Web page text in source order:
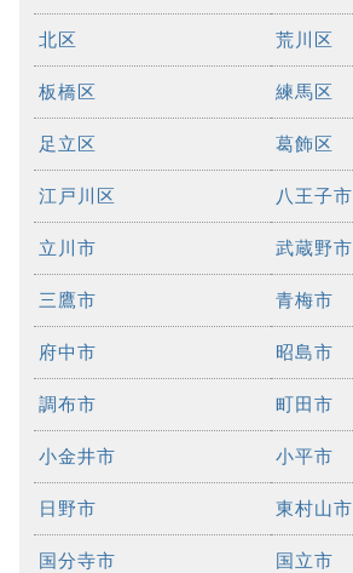
北区 荒川区
板橋区 練馬区
足立区 葛飾区
江戸川区 八王子市
立川市 武蔵野市
三鷹市 青梅市
府中市 昭島市
調布市 町田市
小金井市 小平市
日野市 東村山市
国分寺市 国立市